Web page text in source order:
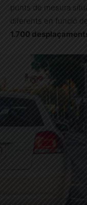
punts de mesura
diferents en funció
1.700